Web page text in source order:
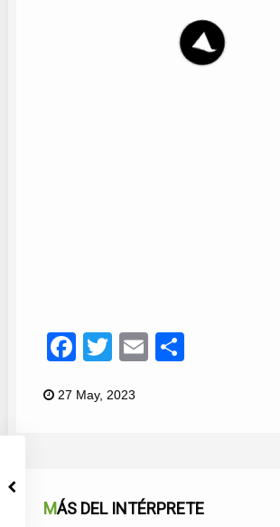
Facebook
TwitterEmail
27 May, 2023
MÁS DEL INTÉRPRETE